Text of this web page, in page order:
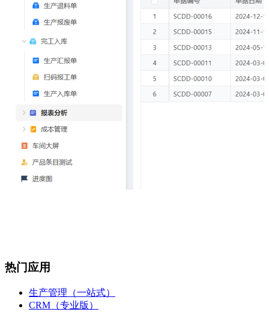
热门应用
生产管理（一站式）
CRM（专业版）